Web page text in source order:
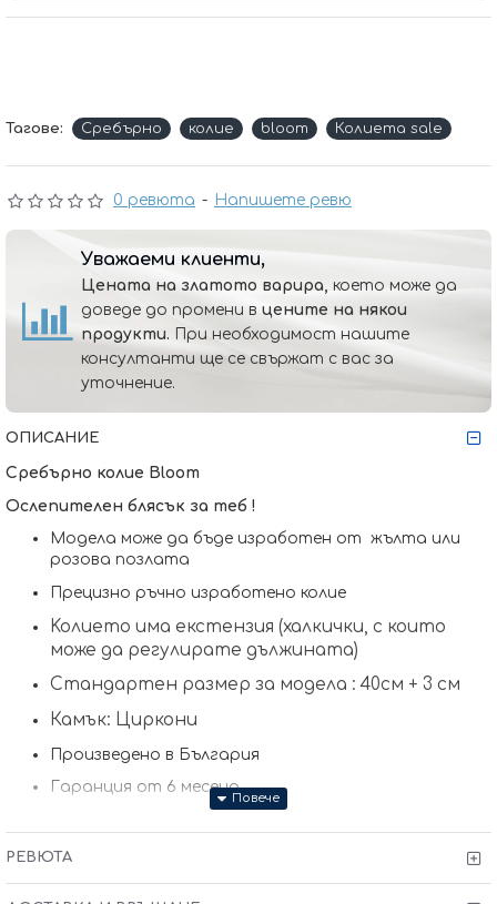
0 ревюта - Напишете ревю
Тагове: Сребърно колие bloom Колиета sale
Уважаеми клиенти,
Цената на златото варира, което може да
доведе до промени в цените на някои
продукти. При необходимост нашите
консултанти ще се свържат с вас за
уточнение.
ОПИСАНИЕ
Сребърно колие Bloom
Ослепителен блясък за теб !
Модела може да бъде изработен от жълта или
розова позлата
Прецизно ръчно изработено колие
Koлието има екстензия (халкички, с които
може да регулирате дължината)
Стандартен размер за модела : 40см + 3 см
Камък: Циркони
Произведено в България
Гаранция от 6 месеца
РЕВЮТА